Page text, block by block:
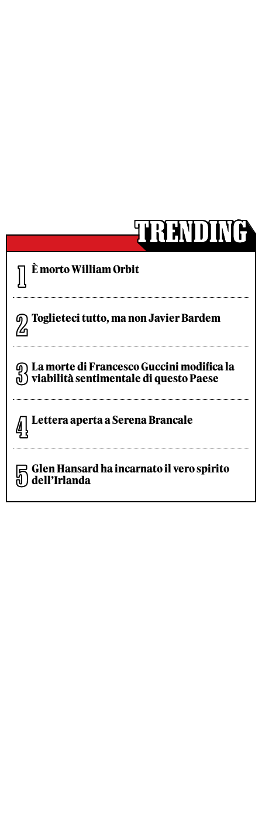
È morto William Orbit
Toglieteci tutto, ma non Javier Bardem
La morte di Francesco Guccini modifica la
viabilità sentimentale di questo Paese
Lettera aperta a Serena Brancale
Glen Hansard ha incarnato il vero spirito
dell’Irlanda